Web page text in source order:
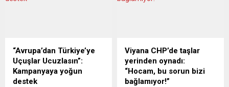
“Avrupa’dan Türkiye’ye
Uçuşlar Ucuzlasın”:
Kampanyaya yoğun
destek
Viyana CHP’de taşlar
yerinden oynadı:
“Hocam, bu sorun bizi
bağlamıyor!”